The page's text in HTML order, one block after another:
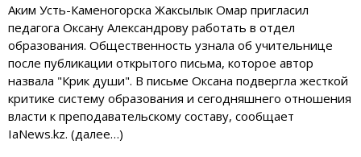
Аким Усть-Каменогорска Жаксылык Омар пригласил
педагога Оксану Александрову работать в отдел
образования. Общественность узнала об учительнице
после публикации открытого письма, которое автор
назвала "Крик души". В письме Оксана подвергла жесткой
критике систему образования и сегодняшнего отношения
власти к преподавательскому составу, сообщает
IaNews.kz. (далее…)